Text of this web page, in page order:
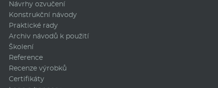
Návrhy ozvučení
Konstrukční návody
Praktické rady
Archiv návodů k použití
Školení
Reference
Recenze výrobků
Certifikáty